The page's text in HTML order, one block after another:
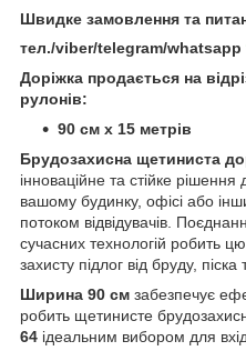
Швидке замовлення та
тел./viber/telegram/whatsapp
Доріжка продається на
рулонів:
90 см х 15 метрів
Брудозахисна щетиниста
інноваційне та стійке
вашому будинку, офісі або
потоком відвідувачів.
сучасних технологій робить
захисту підлог від бруду, піска
Ширина 90 см забезпечує
робить щетинисте
64 ідеальним вибором для